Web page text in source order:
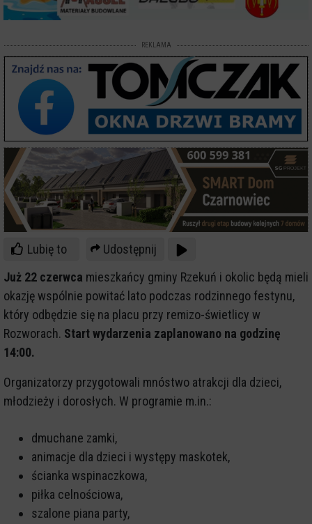
REKLAMA
Lubię to
Udostępnij
Już 22 czerwca mieszkańcy gminy Rzekuń i okolic będą mieli
okazję wspólnie powitać lato podczas rodzinnego festynu,
który odbędzie się na placu przy remizo-świetlicy w
Rozworach. Start wydarzenia zaplanowano na godzinę
14:00.
Organizatorzy przygotowali mnóstwo atrakcji dla dzieci,
młodzieży i dorosłych. W programie m.in.:
dmuchane zamki,
animacje dla dzieci i występy maskotek,
ścianka wspinaczkowa,
piłka celnościowa,
szalone piana party,